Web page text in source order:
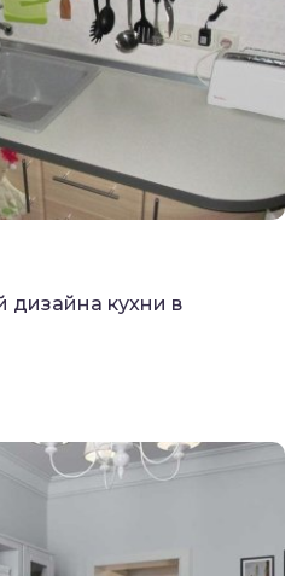
дизайна кухни в